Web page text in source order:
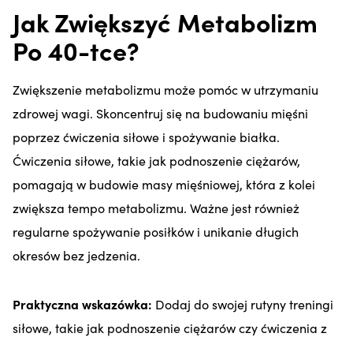
Jak Zwiększyć Metabolizm
Po 40-tce?
Zwiększenie metabolizmu może pomóc w utrzymaniu
zdrowej wagi. Skoncentruj się na budowaniu mięśni
poprzez ćwiczenia siłowe i spożywanie białka.
Ćwiczenia siłowe, takie jak podnoszenie ciężarów,
pomagają w budowie masy mięśniowej, która z kolei
zwiększa tempo metabolizmu. Ważne jest również
regularne spożywanie posiłków i unikanie długich
okresów bez jedzenia.
Praktyczna wskazówka: Dodaj do swojej rutyny treningi
siłowe, takie jak podnoszenie ciężarów czy ćwiczenia z